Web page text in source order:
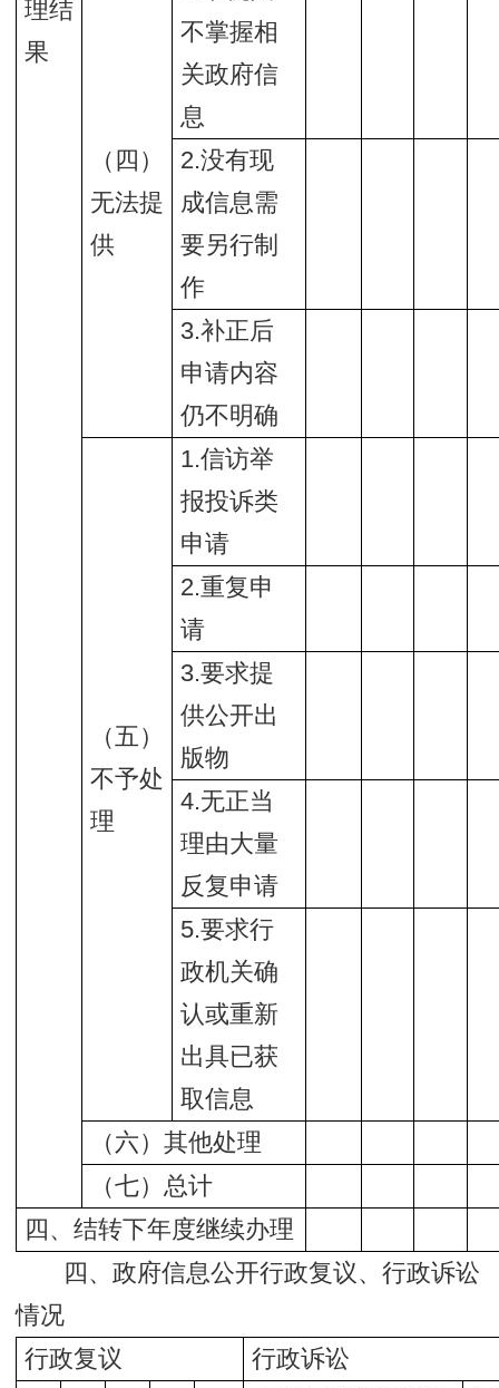
理结
果
（四）
无法提
供
不掌握相
关政府信
息
2.没有现
成信息需
要另行制
作
3.补正后
申请内容
仍不明确
（五）
不予处
理
1.信访举
报投诉类
申请
2.重复申
请
3.要求提
供公开出
版物
4.无正当
理由大量
反复申请
5.要求行
政机关确
认或重新
出具已获
取信息
（六）其他处理
（七）总计
四、结转下年度继续办理
四、政府信息公开行政复议、行政诉讼
情况
行政复议
行政诉讼